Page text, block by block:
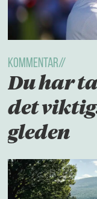
KOMMENTAR//
Du har
det
gleden